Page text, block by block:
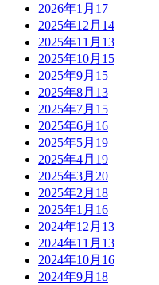
2026年1月 17
2025年12月 14
2025年11月 13
2025年10月 15
2025年9月 15
2025年8月 13
2025年7月 15
2025年6月 16
2025年5月 19
2025年4月 19
2025年3月 20
2025年2月 18
2025年1月 16
2024年12月 13
2024年11月 13
2024年10月 16
2024年9月 18